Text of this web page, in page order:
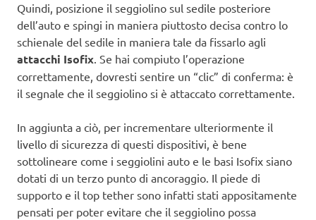
Quindi, posizione il seggiolino sul sedile posteriore
dell’auto e spingi in maniera piuttosto decisa contro lo
schienale del sedile in maniera tale da fissarlo agli
attacchi Isofix. Se hai compiuto l’operazione
correttamente, dovresti sentire un “clic” di conferma: è
il segnale che il seggiolino si è attaccato correttamente.
In aggiunta a ciò, per incrementare ulteriormente il
livello di sicurezza di questi dispositivi, è bene
sottolineare come i seggiolini auto e le basi Isofix siano
dotati di un terzo punto di ancoraggio. Il piede di
supporto e il top tether sono infatti stati appositamente
pensati per poter evitare che il seggiolino possa